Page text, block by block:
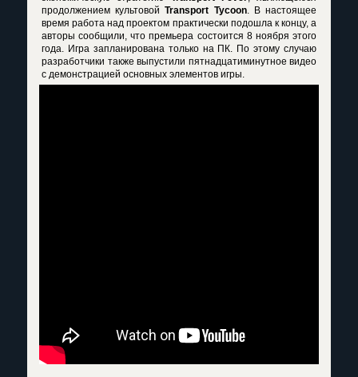
продолжением культовойTransport Tycoon. В настоящее
время работа над проектом практически подошла к концу, а
авторы сообщили, что премьера состоится 8 ноября этого
года. Игра запланирована только на ПК. По этому случаю
разработчики также выпустили пятнадцатиминутное видео
с демонстрацией основных элементов игры.